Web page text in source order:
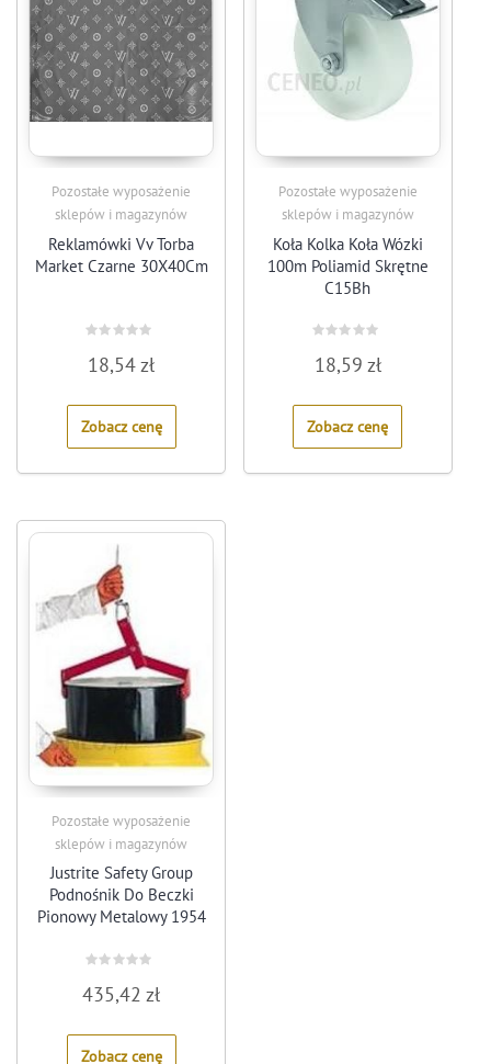
Pozostałe wyposażenie
sklepów i magazynów
Reklamówki Vv Torba
Market Czarne 30X40Cm
0
out
5
18,54zł
Zobacz cenę
Pozostałe wyposażenie
sklepów i magazynów
Koła Kolka Koła Wózki
100m Poliamid Skrętne
C15Bh
0
out
5
18,59 zł
Zobacz cenę
Pozostałe wyposażenie
sklepów i magazynów
Justrite Safety Group
Podnośnik Do Beczki
Pionowy Metalowy 1954
0
out
5
435,42zł
Zobacz cenę